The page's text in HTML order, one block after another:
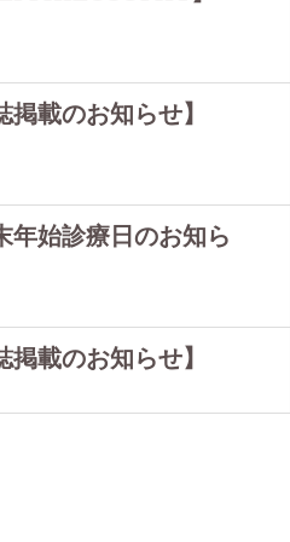
掲載のお知らせ】
年始診療日のお知ら
掲載のお知らせ】